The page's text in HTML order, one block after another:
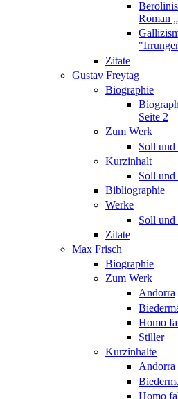
Roman
Zitate
Gustav Freytag
Biographie
Seite 2
Zum Werk
Soll und
Kurzinhalt
Soll und
Bibliographie
Werke
Soll und
Zitate
Max Frisch
Biographie
Zum Werk
Andorra
Homo
Stiller
Kurzinhalte
Andorra
Homo